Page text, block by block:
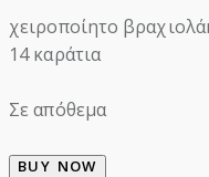
χειροποίητο
14 καράτια
Σε απόθεμα
BUY NOW